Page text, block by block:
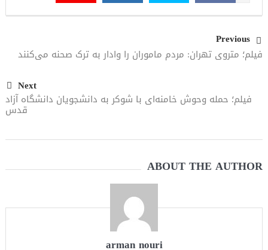
خبرگزاری سپاه پاسداران: رهگیری اهداف متخاصم در نزدیکی جزیره
قشم
تحلیلگر حکومتی: تفاهم هرمز پایان بحران نیست؛ خطر جنگ همچنان
ایران؛ واکنش ترامپ و معاونش به اقدام تفرقه‌افکنان/سفر ژنرال
ایران را می‌گیرد
Previous
فیلم؛ متروی تهران: مردم ماموران را وادار به ترک صحنه می‌کنند
Next
فیلم؛ حمله وحوش خامنه‌ای با شوکر به دانشجویان دانشگاه آزاد
قدس
ABOUT THE AUTHOR
arman nouri